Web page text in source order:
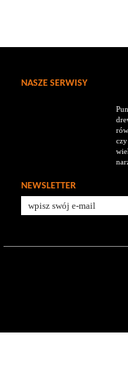
NASZE SERWISY
NEWSLETTER